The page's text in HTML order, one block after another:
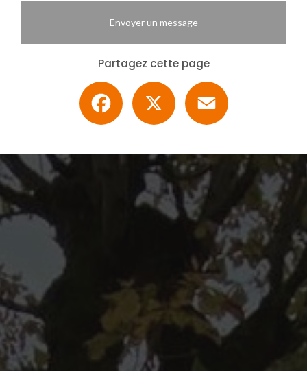
Envoyer un message
Partagez cette page
Facebook